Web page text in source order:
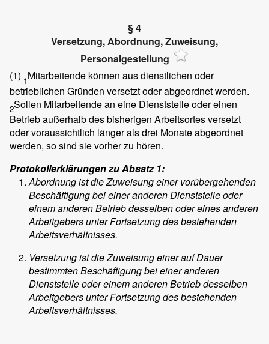
§ 4
Versetzung, Abordnung, Zuweisung,
Personalgestellung
(1) 1Mitarbeitende können aus dienstlichen oder
betrieblichen Gründen versetzt oder abgeordnet werden.
2Sollen Mitarbeitende an eine Dienststelle oder einen
Betrieb außerhalb des bisherigen Arbeitsortes versetzt
oder voraussichtlich länger als drei Monate abgeordnet
werden, so sind sie vorher zu hören.
Protokollerklärungen zu Absatz 1:
Abordnung ist die Zuweisung einer vorübergehenden
Beschäftigung bei einer anderen Dienststelle oder
einem anderen Betrieb desselben oder eines anderen
Arbeitgebers unter Fortsetzung des bestehenden
Arbeitsverhältnisses.
Versetzung ist die Zuweisung einer auf Dauer
bestimmten Beschäftigung bei einer anderen
Dienststelle oder einem anderen Betrieb desselben
Arbeitgebers unter Fortsetzung des bestehenden
Arbeitsverhältnisses.